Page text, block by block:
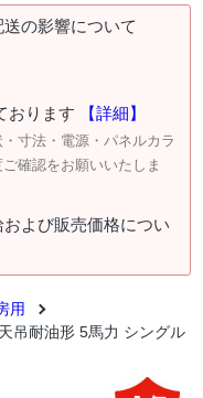
の影響について
おります 【詳細】
寸法・電源・パネルカラ
確認をお願いいたしま
よび販売価格につい
用
吊耐油形 5馬力 シングル